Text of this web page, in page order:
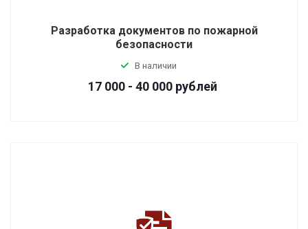
Разработка документов по пожарной
безопасности
В наличии
17 000 - 40 000 рублей